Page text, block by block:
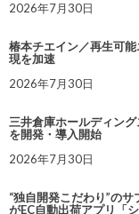
2026年7月30日
椿本チエイン／再生可
現を加速
2026年7月30日
三井倉庫ホールディン
を開発・導入開始
2026年7月30日
“独自開発こだわり”の
がEC自動出荷アプリ「